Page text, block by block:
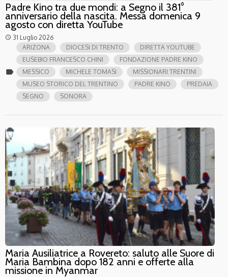
Padre Kino tra due mondi: a Segno il 381°
anniversario della nascita. Messa domenica 9
agosto con diretta YouTube
access_time 31 Luglio 2026
label
ARIZONA DIOCESI DI TRENTO
DIRETTA YOUTUBE
EUSEBIO FRANCESCO CHINI
FONDAZIONE PADRE KINO
MESSICO
MICHELE TOMASI
MISSIONARI TRENTINI
MUSEO STORICO DEL TRENTINO
PADRE KINO
PREDAIA
SEGNO
SONORA
Maria Ausiliatrice a Rovereto: saluto alle Suore di
Maria Bambina dopo 182 anni e offerte alla
missione in Myanmar